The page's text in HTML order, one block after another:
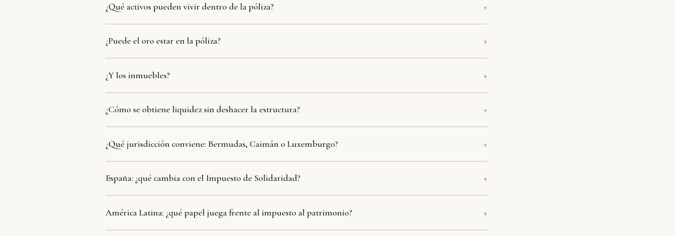
¿Qué activos pueden vivir dentro de la póliza?
¿Puede el oro estar en la póliza?
¿Y los inmuebles?
¿Cómo se obtiene liquidez sin deshacer la estructura?
¿Qué jurisdicción conviene: Bermudas, Caimán o Luxemburgo?
España: ¿qué cambia con el Impuesto de Solidaridad?
América Latina: ¿qué papel juega frente al impuesto al patrimonio?